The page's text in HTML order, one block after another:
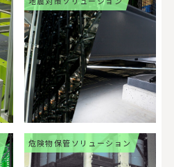
危険物保管ソリューション